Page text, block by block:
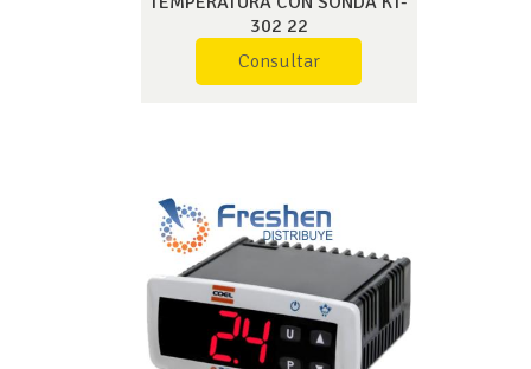
302 22
Consultar